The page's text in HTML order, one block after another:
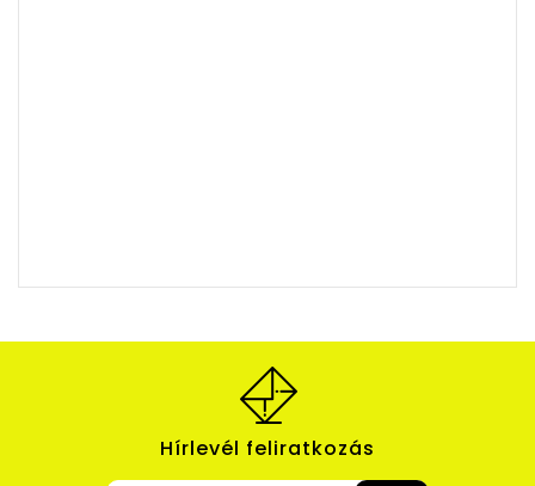
Hírlevél feliratkozás